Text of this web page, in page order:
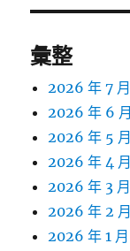
彙整
2026 年 7 月
2026 年 6 月
2026 年 5 月
2026 年 4 月
2026 年 3 月
2026 年 2 月
2026 年 1 月